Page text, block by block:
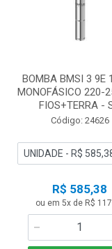
BOMBA BMSI 3 9E
MONOFÁSICO 220-
FIOS+TERRA -
Código: 24626
R$ 585,38
ou em 5x de R$